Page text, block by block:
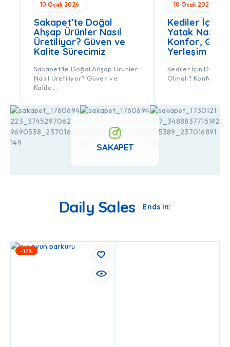
10 Ocak 2026
Sakapet’te Doğal
Ahşap Ürünler Nasıl
Üretiliyor? Güven ve
Kalite Sürecimiz
Sakapet’te Doğal Ahşap Ürünler
Nasıl Üretiliyor? Güven ve
Kalite…
10 Ocak 2026
Kediler İçin
Yatak Nasıl
Konfor,
Yerleşim
Kediler İçin Doğru
Olmalı? Konfor,
SAKAPET
Daily Sales Ends in:
-17%